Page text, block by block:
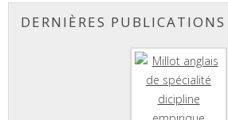
DERNIÈRES PUBLICATIONS